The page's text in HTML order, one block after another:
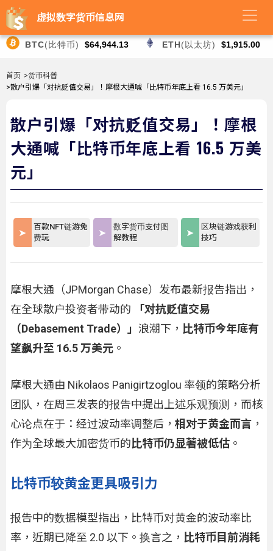
虚拟数字货币信息网
BTC(比特币) $64,944.13 ETH(以太坊) $1,915.00
首页 >货币科普
>散户引爆「对抗贬值交易」！摩根大通喊「比特币年底上看 16.5 万美元」
散户引爆「对抗贬值交易」！摩根
大通喊「比特币年底上看 16.5 万美
元」
百款NFT链游免
费玩
数字货币支付图
解教程
区块链游戏获利
技巧
摩根大通（JPMorgan Chase）发布最新报告指出，
在全球散户投资者带动的
「对抗贬值交易
（Debasement Trade）」 浪潮下， 比特币今年底有
望飙升至 16.5 万美元。
摩根大通由 Nikolaos Panigirtzoglou 率领的策略分析
团队，在周三发表的报告中提出上述乐观预测，而核
心论点在于：经过波动率调整后， 相对于黄金而言，
作为全球最大加密货币的 比特币仍显著被低估。
比特币较黄金更具吸引力
报告中的数据模型指出，比特币对黄金的波动率比
率，近期已降至 2.0 以下。换言之， 比特币目前消耗